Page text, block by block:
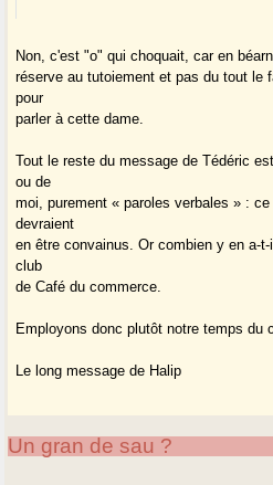
Non, c'est "o" qui choquait, car en
réserve au tutoiement et pas du tout le
pour
parler à cette dame.
Tout le reste du message de Tédéric
ou de
moi, purement « paroles verbales » :
devraient
en être convainus. Or combien y en a-
club
de Café du commerce.
Employons donc plutôt notre temps du
Le long message de Halip
Un gran de sau ?